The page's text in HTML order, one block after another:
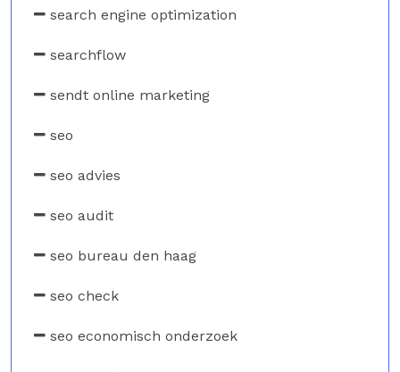
search engine optimization
searchflow
sendt online marketing
seo
seo advies
seo audit
seo bureau den haag
seo check
seo economisch onderzoek